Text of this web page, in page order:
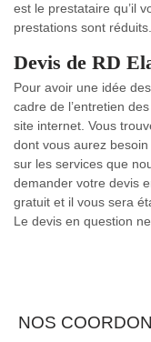
est le prestataire qu’il
prestations sont réduits.
Devis de RD
Pour avoir une idée
cadre de l’entretien
site internet. Vous
dont vous aurez
sur les services que
demander votre devis
gratuit et il vous sera
Le devis en question
NOS